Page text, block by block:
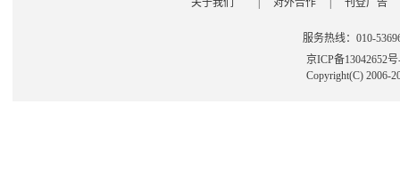
关于我们 对外合作 刊登广告
服务热线：010-
京ICP备13042652
Copyright(C) 2006-